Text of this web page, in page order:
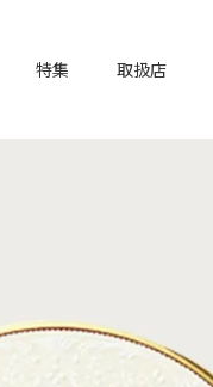
特集 取扱店